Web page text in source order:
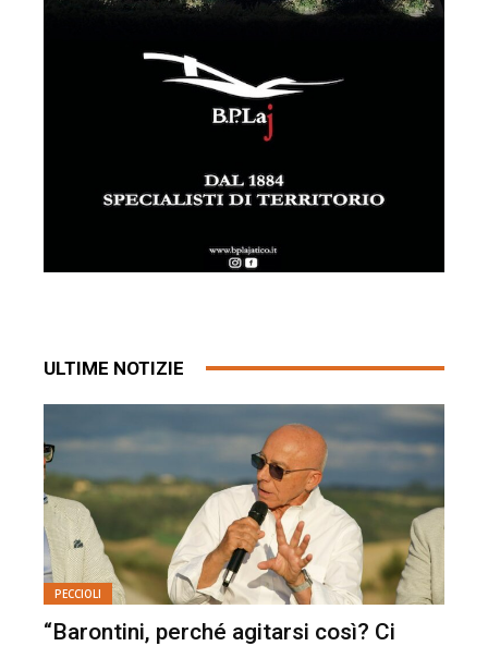
ULTIME NOTIZIE
PECCIOLI
“Barontini, perché agitarsi così? Ci